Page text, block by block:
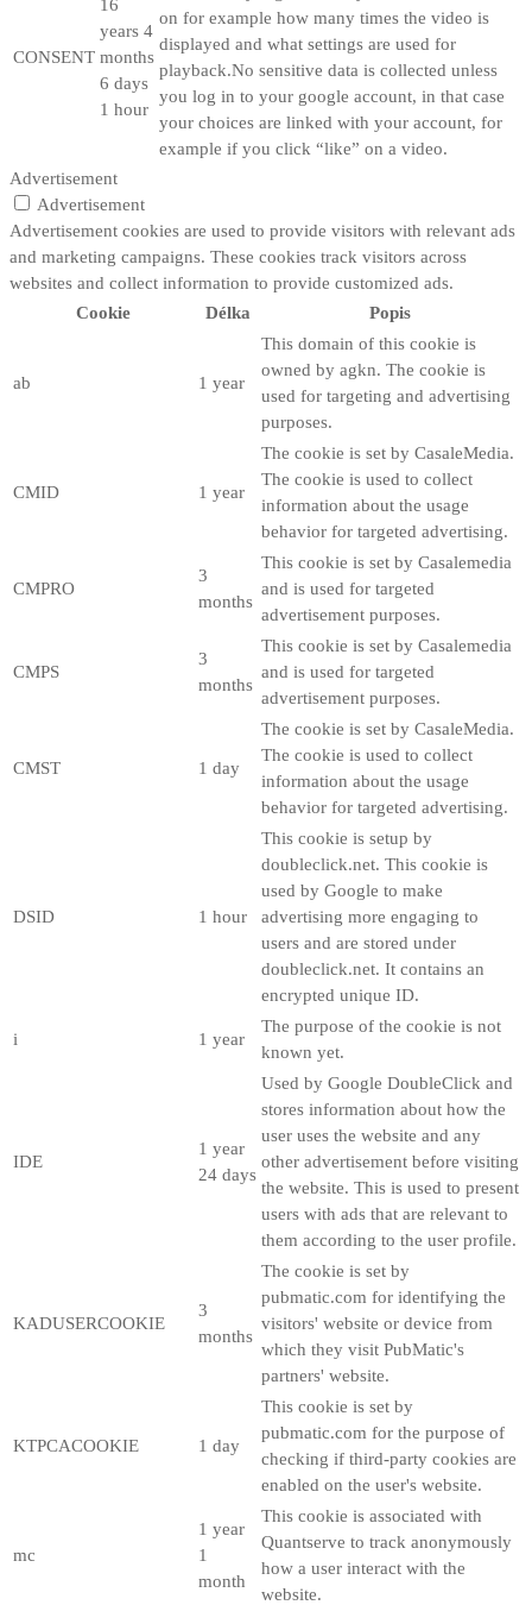
CONSENT
16
years 4
months
6 days
1 hour
on for example how many times the video is
displayed and what settings are used for
playback.No sensitive data is collected unless
you log in to your google account, in that case
your choices are linked with your account, for
example if you click “like” on a video.
Advertisement
Advertisement
Advertisement cookies are used to provide visitors with relevant ads
and marketing campaigns. These cookies track visitors across
websites and collect information to provide customized ads.
Cookie
Délka Popis
ab 1 year
This domain of this cookie is
owned by agkn. The cookie is
used for targeting and advertising
purposes.
CMID 1 year
The cookie is set by CasaleMedia.
The cookie is used to collect
information about the usage
behavior for targeted advertising.
CMPRO
3
months
This cookie is set by Casalemedia
and is used for targeted
advertisement purposes.
CMPS
3
months
This cookie is set by Casalemedia
and is used for targeted
advertisement purposes.
CMST 1 day
The cookie is set by CasaleMedia.
The cookie is used to collect
information about the usage
behavior for targeted advertising.
DSID 1 hour
This cookie is setup by
doubleclick.net. This cookie is
used by Google to make
advertising more engaging to
users and are stored under
doubleclick.net. It contains an
encrypted unique ID.
i 1 year
The purpose of the cookie is not
known yet.
IDE
1 year
24 days
Used by Google DoubleClick and
stores information about how the
user uses the website and any
other advertisement before visiting
the website. This is used to present
users with ads that are relevant to
them according to the user profile.
KADUSERCOOKIE
3
months
The cookie is set by
pubmatic.com for identifying the
visitors' website or device from
which they visit PubMatic's
partners' website.
KTPCACOOKIE 1 day
This cookie is set by
pubmatic.com for the purpose of
checking if third-party cookies are
enabled on the user's website.
mc
1 year
1
month
This cookie is associated with
Quantserve to track anonymously
how a user interact with the
website.